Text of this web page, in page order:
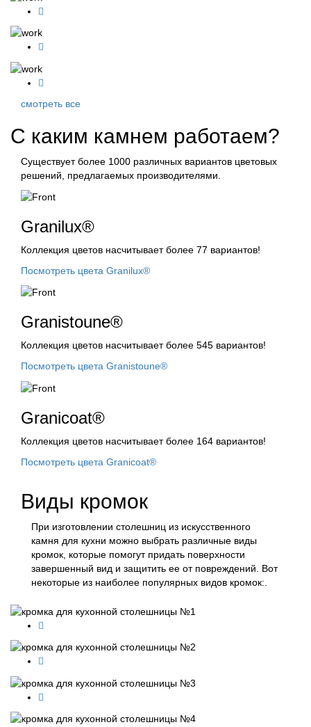
смотреть все
С каким камнем работаем?
Существует более 1000 различных вариантов цветовых
решений, предлагаемых производителями.
Granilux®
Коллекция цветов насчитывает более 77 вариантов!
Посмотреть цвета Granilux®
Granistoune®
Коллекция цветов насчитывает более 545 вариантов!
Посмотреть цвета Granistoune®
Granicoat®
Коллекция цветов насчитывает более 164 вариантов!
Посмотреть цвета Granicoat®
Виды кромок
При изготовлении столешниц из искусственного
камня для кухни можно выбрать различные виды
кромок, которые помогут придать поверхности
завершенный вид и защитить ее от повреждений. Вот
некоторые из наиболее популярных видов кромок:.